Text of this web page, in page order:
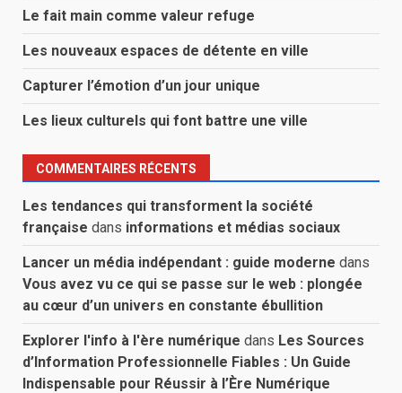
Le fait main comme valeur refuge
Les nouveaux espaces de détente en ville
Capturer l’émotion d’un jour unique
Les lieux culturels qui font battre une ville
COMMENTAIRES RÉCENTS
Les tendances qui transforment la société
française dans informations et médias sociaux
Lancer un média indépendant : guide moderne dans
Vous avez vu ce qui se passe sur le web : plongée
au cœur d’un univers en constante ébullition
Explorer l'info à l'ère numérique dans Les Sources
d’Information Professionnelle Fiables : Un Guide
Indispensable pour Réussir à l’Ère Numérique